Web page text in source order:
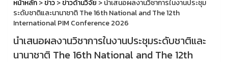
หน้าหลัก>ข่าว>ข่าวด้านวิจัย > นำเสนอผลงานวิชาการในงานประชุม
ระดับชาติและนานาชาติ The 16th National and The 12th
International PIM Conference 2026
นำเสนอผลงานวิชาการในงานประชุมระดับชาติและ
นานาชาติ The 16th National and The 12th